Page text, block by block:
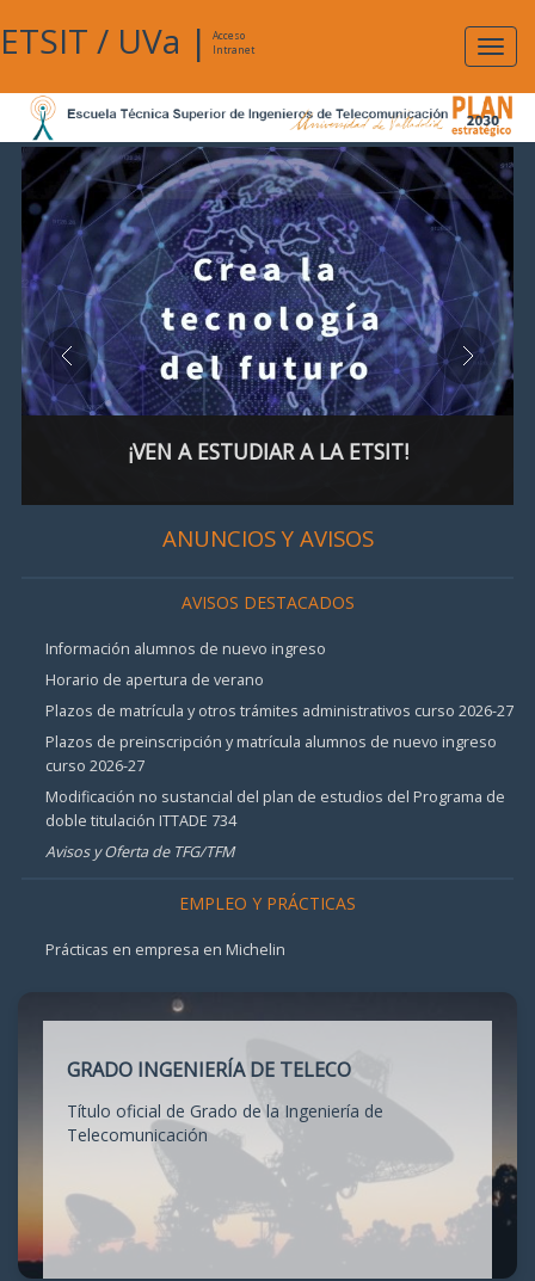
ETSIT / UVa |
Acceso
Intranet
¡VEN A ESTUDIAR A LA ETSIT!
ANUNCIOS Y AVISOS
AVISOS DESTACADOS
Información alumnos de nuevo ingreso
Horario de apertura de verano
Plazos de matrícula y otros trámites administrativos curso 2026-27
Plazos de preinscripción y matrícula alumnos de nuevo ingreso
curso 2026-27
Modificación no sustancial del plan de estudios del Programa de
doble titulación ITTADE 734
Avisos y Oferta de TFG/TFM
EMPLEO Y PRÁCTICAS
Prácticas en empresa en Michelin
GRADO INGENIERÍA DE TELECO
Título oficial de Grado de la Ingeniería de
Telecomunicación